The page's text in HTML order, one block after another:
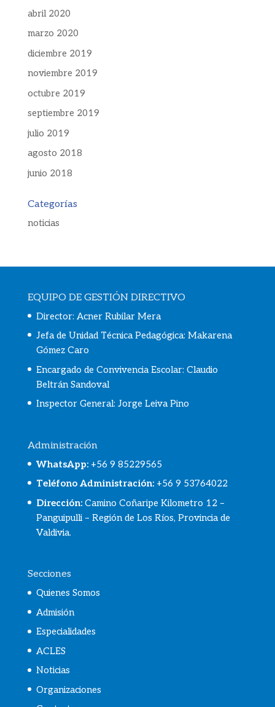
abril 2020
marzo 2020
diciembre 2019
noviembre 2019
octubre 2019
septiembre 2019
julio 2019
agosto 2018
junio 2018
Categorías
noticias
EQUIPO DE GESTIÓN DIRECTIVO
Director: Acner Rubilar Mera
Jefa de Unidad Técnica Pedagógica: Makarena
Gómez Caro
Encargado de Convivencia Escolar: Claudio
Beltrán Sandoval
Inspector General: Jorge Leiva Pino
Administración
WhatsApp: +56 9 85229565
Teléfono Administración: +56 9 53764022
Dirección:Camino Coñaripe Kilometro 12 –
Panguipulli – Región de Los Ríos, Provincia de
Valdivia.
Secciones
Quienes Somos
Admisión
Especialidades
ACLES
Noticias
Organizaciones